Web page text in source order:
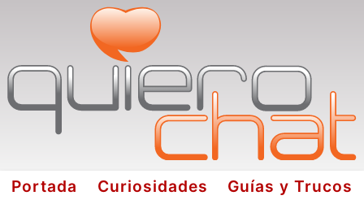
Portada Curiosidades
Guías y Trucos